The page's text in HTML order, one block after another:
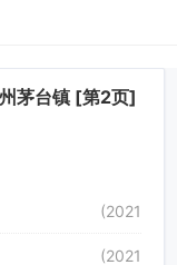
茅台镇 [第2页]
(2021/4/
(2021/4/7)